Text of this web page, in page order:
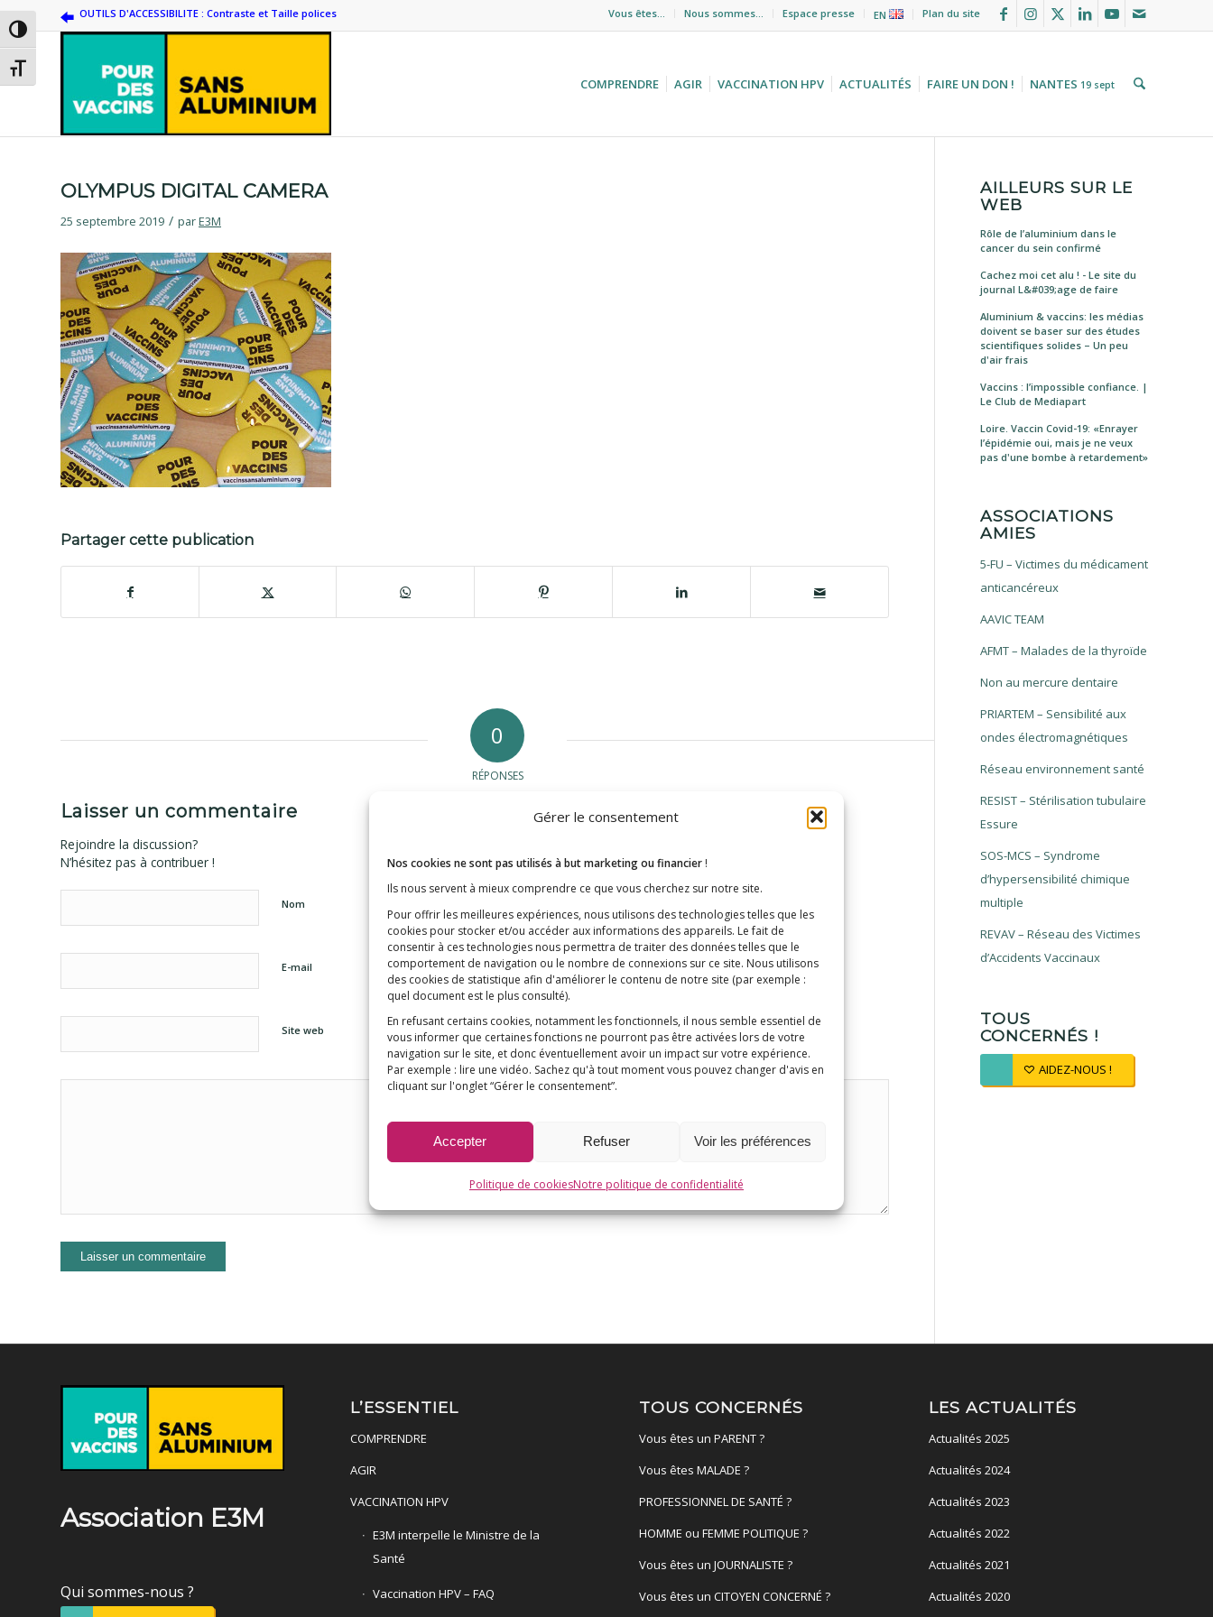
Gérer le consentement
Nos cookies ne sont pas utilisés à but marketing ou financier !
Ils nous servent à mieux comprendre ce que vous cherchez sur notre site.
Pour offrir les meilleures expériences, nous utilisons des technologies telles que les
cookies pour stocker et/ou accéder aux informations des appareils. Le fait de
consentir à ces technologies nous permettra de traiter des données telles que le
comportement de navigation ou le nombre de connexions sur ce site. Nous utilisons
des cookies de statistique afin d'améliorer le contenu de notre site (par exemple :
quel document est le plus consulté).
En refusant certains cookies, notamment les fonctionnels, il nous semble essentiel de
vous informer que certaines fonctions ne pourront pas être activées lors de votre
navigation sur le site, et donc éventuellement avoir un impact sur votre expérience.
Par exemple : lire une vidéo. Sachez qu'à tout moment vous pouvez changer d'avis en
cliquant sur l'onglet “Gérer le consentement”.
Accepter Refuser Voir les préférences
Politique de cookiesNotre politique de confidentialité
Passer en contraste élevé
Changer la taille de la police
Vous êtes… Nous sommes… Espace presse EN Plan du site
OUTILS D'ACCESSIBILITE : Contraste et Taille polices
COMPRENDRE AGIR VACCINATION HPV ACTUALITÉS FAIRE UN DON ! NANTES 19 sept
OLYMPUS DIGITAL CAMERA
25 septembre 2019 / parE3M
Partager cette publication
0
RÉPONSES
Laisser un commentaire
Rejoindre la discussion?
N’hésitez pas à contribuer !
Nom
E-mail
Site web
AILLEURS SUR LE
WEB
Rôle de l’aluminium dans le
cancer du sein confirmé
Cachez moi cet alu ! - Le site du
journal L&#039;age de faire
Aluminium & vaccins: les médias
doivent se baser sur des études
scientifiques solides – Un peu
d'air frais
Vaccins : l’impossible confiance. |
Le Club de Mediapart
Loire. Vaccin Covid-19: «Enrayer
l’épidémie oui, mais je ne veux
pas d'une bombe à retardement»
ASSOCIATIONS
AMIES
5-FU – Victimes du médicament
anticancéreux
AAVIC TEAM
AFMT – Malades de la thyroïde
Non au mercure dentaire
PRIARTEM – Sensibilité aux
ondes électromagnétiques
Réseau environnement santé
RESIST – Stérilisation tubulaire
Essure
SOS-MCS – Syndrome
d’hypersensibilité chimique
multiple
REVAV – Réseau des Victimes
d’Accidents Vaccinaux
TOUS
CONCERNÉS !
AIDEZ-NOUS !
Association E3M
Qui sommes-nous ?
L’ESSENTIEL
COMPRENDRE
AGIR
VACCINATION HPV
E3M interpelle le Ministre de la
Santé
Vaccination HPV – FAQ
TOUS CONCERNÉS
Vous êtes un PARENT ?
Vous êtes MALADE ?
PROFESSIONNEL DE SANTÉ ?
HOMME ou FEMME POLITIQUE ?
Vous êtes un JOURNALISTE ?
Vous êtes un CITOYEN CONCERNÉ ?
LES ACTUALITÉS
Actualités 2025
Actualités 2024
Actualités 2023
Actualités 2022
Actualités 2021
Actualités 2020